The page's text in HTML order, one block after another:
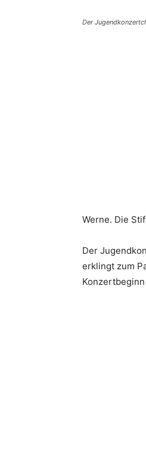
Der
Werne. Die
Der
erklingt zum